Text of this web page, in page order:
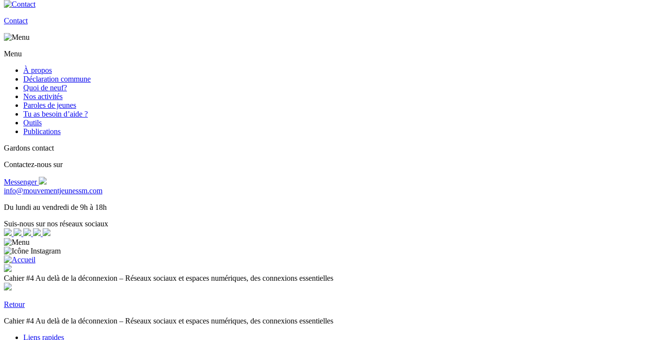
Contact
Menu
À propos
Déclaration commune
Quoi de neuf?
Nos activités
Paroles de jeunes
Tu as besoin d’aide ?
Outils
Publications
Gardons contact
Contactez-nous sur
Messenger
info@mouvementjeunessm.com
Du lundi au vendredi de 9h à 18h
Suis-nous sur nos réseaux sociaux
Cahier #4 Au delà de la déconnexion – Réseaux sociaux et espaces numériques, des connexions essentielles
Retour
Cahier #4 Au delà de la déconnexion – Réseaux sociaux et espaces numériques, des connexions essentielles
Liens rapides